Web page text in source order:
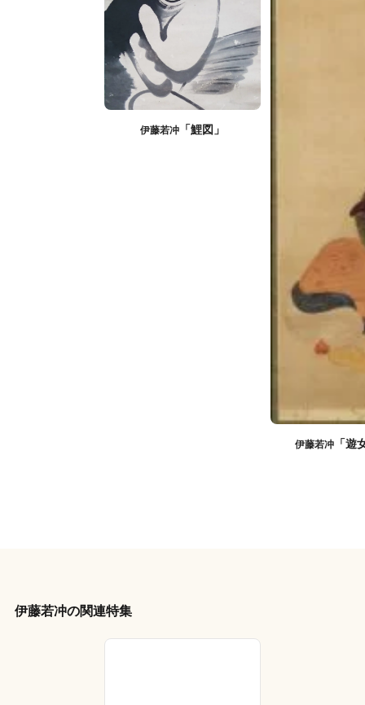
伊藤若冲 「鯉図」
伊藤若冲 「遊
伊藤若冲の関連特集